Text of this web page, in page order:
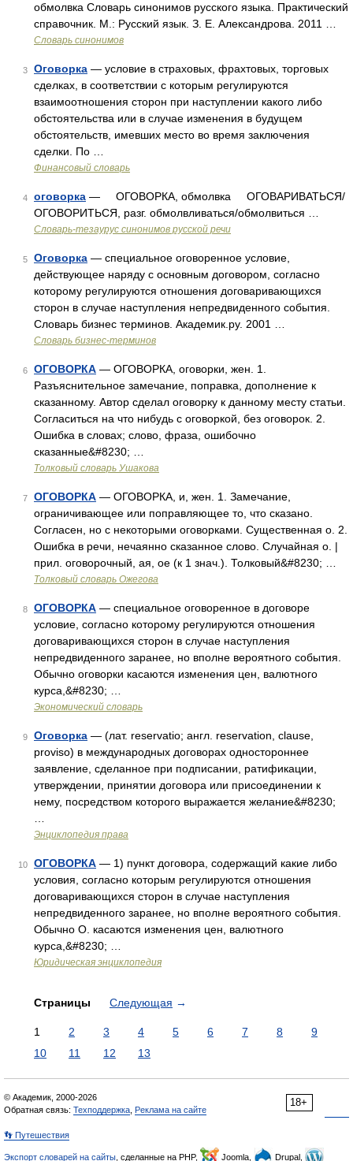
обмолвка Словарь синонимов русского языка. Практический
справочник. М.: Русский язык. З. Е. Александрова. 2011 …
Словарь синонимов
3 Оговорка — условие в страховых, фрахтовых, торговых
сделках, в соответствии с которым регулируются
взаимоотношения сторон при наступлении какого либо
обстоятельства или в случае изменения в будущем
обстоятельств, имевших место во время заключения
сделки. По …
Финансовый словарь
4 оговорка — ОГОВОРКА, обмолвка ОГОВАРИВАТЬСЯ/
ОГОВОРИТЬСЯ, разг. обмолвливаться/обмолвиться …
Словарь-тезаурус синонимов русской речи
5 Оговорка — специальное оговоренное условие,
действующее наряду с основным договором, согласно
которому регулируются отношения договаривающихся
сторон в случае наступления непредвиденного события.
Словарь бизнес терминов. Академик.ру. 2001 …
Словарь бизнес-терминов
6 ОГОВОРКА — ОГОВОРКА, оговорки, жен. 1.
Разъяснительное замечание, поправка, дополнение к
сказанному. Автор сделал оговорку к данному месту статьи.
Согласиться на что нибудь с оговоркой, без оговорок. 2.
Ошибка в словах; слово, фраза, ошибочно
сказанные&#8230; …
Толковый словарь Ушакова
7 ОГОВОРКА — ОГОВОРКА, и, жен. 1. Замечание,
ограничивающее или поправляющее то, что сказано.
Согласен, но с некоторыми оговорками. Существенная о. 2.
Ошибка в речи, нечаянно сказанное слово. Случайная о. |
прил. оговорочный, ая, ое (к 1 знач.). Толковый&#8230; …
Толковый словарь Ожегова
8 ОГОВОРКА — специальное оговоренное в договоре
условие, согласно которому регулируются отношения
договаривающихся сторон в случае наступления
непредвиденного заранее, но вполне вероятного события.
Обычно оговорки касаются изменения цен, валютного
курса,&#8230; …
Экономический словарь
9 Оговорка — (лат. reservatio; англ. reservation, clause,
proviso) в международных договорах одностороннее
заявление, сделанное при подписании, ратификации,
утверждении, принятии договора или присоединении к
нему, посредством которого выражается желание&#8230;
Энциклопедия права
10 ОГОВОРКА — 1) пункт договора, содержащий какие либо
условия, согласно которым регулируются отношения
договаривающихся сторон в случае наступления
непредвиденного заранее, но вполне вероятного события.
Обычно О. касаются изменения цен, валютного
курса,&#8230; …
Юридическая энциклопедия
Страницы Следующая →
1 2 3 4 5 6 7 8
9
10
11 12 13
18+
© Академик, 2000-2026
Обратная связь: Техподдержка Реклама на сайте
👣 Путешествия
Экспорт словарей на сайты , сделанные на PHP, Joomla, Drupal,